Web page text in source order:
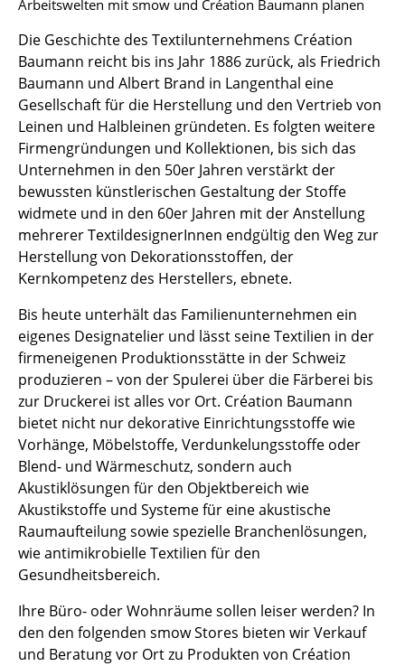
... alle Tische
Aufbewahren
Regale & Schränke
Bücherregale
Wandregale
Sideboards & Kommoden
TV Möbel
Beistell- & Rollcontainer
Barmöbel
Garderoben
Kleinaufbewahrung
Einzelteile
... alle Aufbewahrungsmöbel
Licht
Hängeleuchten & Deckenleuchten
Tischleuchten
Schreibtischleuchten
Arbeitswelten mit smow und Création Baumann planen
Die Geschichte des Textilunternehmens Création
Baumann reicht bis ins Jahr 1886 zurück, als Friedrich
Baumann und Albert Brand in Langenthal eine
Gesellschaft für die Herstellung und den Vertrieb von
Leinen und Halbleinen gründeten. Es folgten weitere
Firmengründungen und Kollektionen, bis sich das
Unternehmen in den 50er Jahren verstärkt der
bewussten künstlerischen Gestaltung der Stoffe
widmete und in den 60er Jahren mit der Anstellung
mehrerer TextildesignerInnen endgültig den Weg zur
Herstellung von Dekorationsstoffen, der
Kernkompetenz des Herstellers, ebnete.
Bis heute unterhält das Familienunternehmen ein
eigenes Designatelier und lässt seine Textilien in der
firmeneigenen Produktionsstätte in der Schweiz
produzieren – von der Spulerei über die Färberei bis
zur Druckerei ist alles vor Ort. Création Baumann
bietet nicht nur dekorative Einrichtungsstoffe wie
Vorhänge, Möbelstoffe, Verdunkelungsstoffe oder
Blend- und Wärmeschutz, sondern auch
Akustiklösungen für den Objektbereich wie
Akustikstoffe und Systeme für eine akustische
Raumaufteilung sowie spezielle Branchenlösungen,
wie antimikrobielle Textilien für den
Gesundheitsbereich.
Ihre Büro- oder Wohnräume sollen leiser werden? In
den den folgenden smow Stores bieten wir Verkauf
und Beratung vor Ort zu Produkten von Création